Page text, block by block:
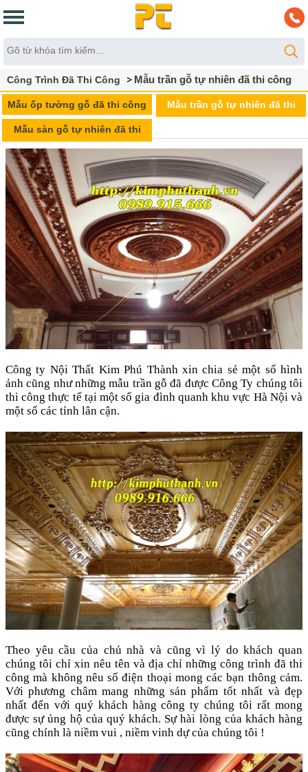
Công Trình Đã Thi Công Mẫu trần gỗ tự nhiên đã thi công
Mẫu ốp tường gỗ đã thi công
Mẫu trần gỗ tự nhiên đã thi
Mẫu sàn gỗ tự nhiên đã thi
công
Công ty Nội Thất Kim Phú Thành xin chia sẻ một số hình
ảnh cũng như những mẫu trần gỗ đã được Công Ty chúng tôi
thi công thực tế tại một số gia đình quanh khu vực Hà Nội và
một số các tỉnh lân cận.
Theo yêu cầu của chủ nhà và cũng vì lý do khách quan
chúng tôi chỉ xin nêu tên và địa chỉ những công trình đã thi
công mà không nêu số điện thoại mong các bạn thông cảm.
Với phương châm mang những sản phẩm tốt nhất và đẹp
nhất đến với quý khách hàng công ty chúng tôi rất mong
được sự ủng hộ của quý khách. Sự hài lòng của khách hàng
cũng chính là niềm vui , niềm vinh dự của chúng tôi !